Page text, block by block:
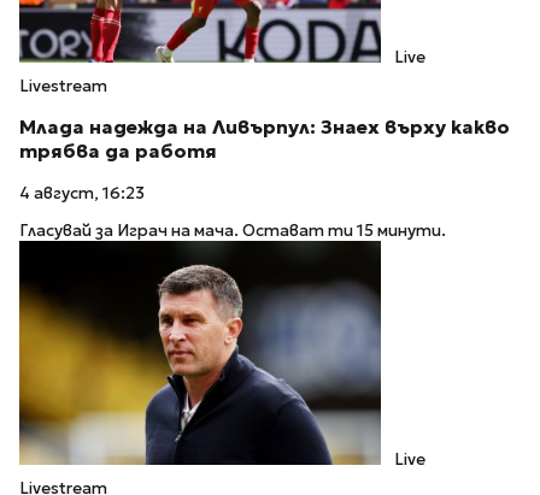
Live
Livestream
Млада надежда на Ливърпул: Знаех върху какво
трябва да работя
4 август, 16:23
Гласувай за Играч на мача. Остават ти 15 минути.
Live
Livestream